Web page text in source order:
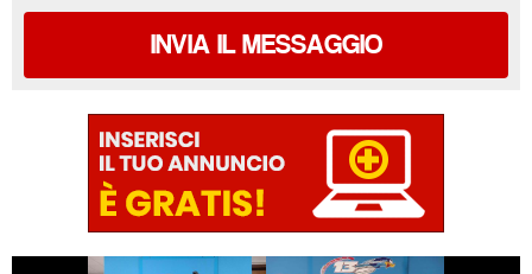
INVIA IL MESSAGGIO
€ 9.990 € € 1.700 €